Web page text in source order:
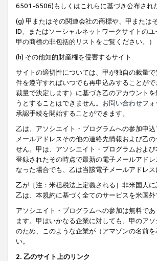
6501-6506)もしくはこれらに基づき公布され
(g) 甲またはその関連会社の商標や、甲または
ID、またはソーシャルネットワークサイトの
甲の商標の非包括的リストをご覧ください。）
(h) その他知的財産権を侵害するサイト
サイトの適切性については、甲が独自の裁量
件を遵守すればいつでも再申込みすることが
裁量で決定します）に基づき乙のアカウント
うとすることはできません。 お問い合わせフォ
承認手続を開始することができます。
乙は、アソシエイト・プログラムへの参加申
メールアドレスその他の連絡先情報および乙
せん。甲は、アソシエイト・プログラムおよ
登録されたその時点で最新の電子メールアド
なった場合でも、乙は当該電子メールアドレ
乙が［注：米租税法上定義される］非米国人
乙は、本規約に基づく全てのサービスを米国
アソシエイト・プログラムへの参加は無料で
ます。甲はいかなる企業に対しても、甲のア
のため、このような企業が（アマゾンの名前
い。
2. 乙のサイト上のリンク